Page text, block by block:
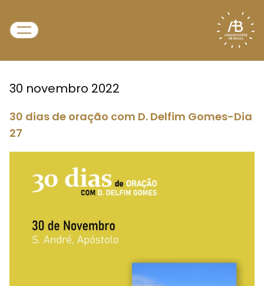
30 novembro 2022
30 dias de oração com D. Delfim Gomes-Dia
27